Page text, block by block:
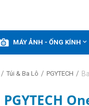
MÁY ẢNH - ỐNG KÍNH 
/ Túi & Ba Lô / PGYTECH /